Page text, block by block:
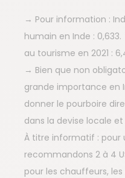
→ Pour information :
humain en Inde :
au tourisme en 2021 :
→ Bien que non
grande importance en
donner le pourboire
dans la devise locale et
À titre informatif : pour
recommandons 2 à 4
pour les chauffeurs,